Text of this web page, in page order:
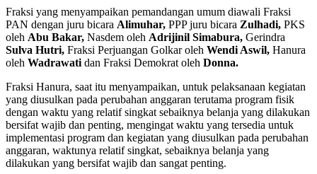
Fraksi yang menyampaikan pemandangan umum diawali Fraksi
PAN dengan juru bicara Alimuhar, PPP juru bicara Zulhadi, PKS
oleh Abu Bakar, Nasdem oleh Adrijinil Simabura, Gerindra
Sulva Hutri, Fraksi Perjuangan Golkar oleh Wendi Aswil, Hanura
oleh Wadrawati dan Fraksi Demokrat oleh Donna.
Fraksi Hanura, saat itu menyampaikan, untuk pelaksanaan kegiatan
yang diusulkan pada perubahan anggaran terutama program fisik
dengan waktu yang relatif singkat sebaiknya belanja yang dilakukan
bersifat wajib dan penting, mengingat waktu yang tersedia untuk
implementasi program dan kegiatan yang diusulkan pada perubahan
anggaran, waktunya relatif singkat, sebaiknya belanja yang
dilakukan yang bersifat wajib dan sangat penting.